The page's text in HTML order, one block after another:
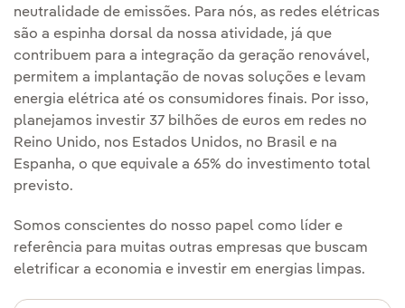
neutralidade de emissões. Para nós, as redes elétricas
são a espinha dorsal da nossa atividade, já que
contribuem para a integração da geração renovável,
permitem a implantação de novas soluções e levam
energia elétrica até os consumidores finais. Por isso,
planejamos investir 37 bilhões de euros em redes no
Reino Unido, nos Estados Unidos, no Brasil e na
Espanha, o que equivale a 65% do investimento total
previsto.
Somos conscientes do nosso papel como líder e
referência para muitas outras empresas que buscam
eletrificar a economia e investir em energias limpas.